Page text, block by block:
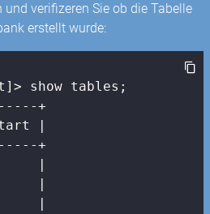
verifizeren Sie ob die Tabelle
erstellt wurde:
show tables;
|
|
|
|